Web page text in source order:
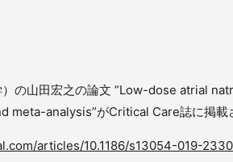
）の山田宏之の論文 ”Low-dose atrial
analysis”がCritical Care誌に掲載
articles/10.1186/s13054-019-